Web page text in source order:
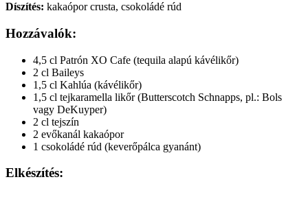
Díszítés: kakaópor crusta, csokoládé rúd
Hozzávalók:
4,5 cl Patrón XO Cafe (tequila alapú kávélikőr)
2 cl Baileys
1,5 cl Kahlúa (kávélikőr)
1,5 cl tejkaramella likőr (Butterscotch Schnapps, pl.: Bols
vagy DeKuyper)
2 cl tejszín
2 evőkanál kakaópor
1 csokoládé rúd (keverőpálca gyanánt)
Elkészítés: